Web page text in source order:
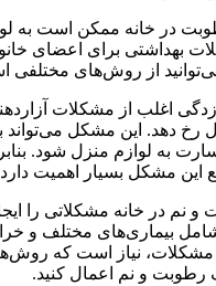
در خانه ممکن است به
بهداشتی برای اعضای
از روش‌های مختلفی
اغلب از مشکلات
رخ دهد. این مشکل می‌تواند
به لوازم منزل شود.
این مشکل بسیار اهمیت
و نم در خانه مشکلاتی را
بیماری‌های مختلف و
مشکلات، نیاز است که
و نم اعمال کنید.